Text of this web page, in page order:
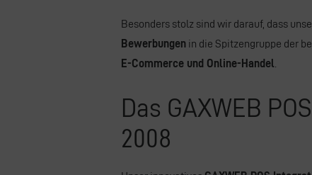
Besonders stolz sind wir darauf, dass
Bewerbungenin die Spitzengruppe der
E-Commerce und Online-Handel
Das GAXWEB
2008